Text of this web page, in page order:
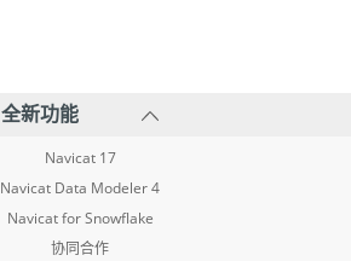
全新功能
Navicat 17
Navicat Data Modeler 4
Navicat for Snowflake
协同合作